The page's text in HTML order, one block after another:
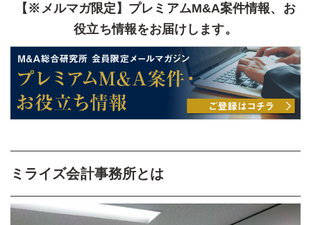
【※メルマガ限定】プレミアムM&A案件情報、お
役立ち情報をお届けします。
ミライズ会計事務所とは